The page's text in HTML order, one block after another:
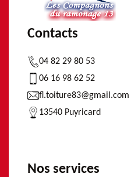
Contacts
04 82 29 80 53
06 16 98 62 52
fl.toiture83@gmail.com
13540 Puyricard
Nos services